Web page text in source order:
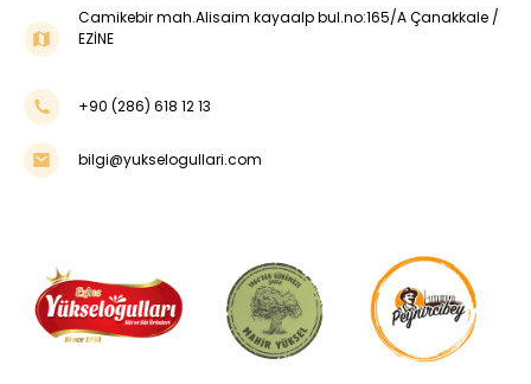
Camikebir mah.Alisaim kayaalp bul.no:165/A Çanakkale /
EZİNE
+90 (286) 618 12 13
bilgi@yukselogullari.com